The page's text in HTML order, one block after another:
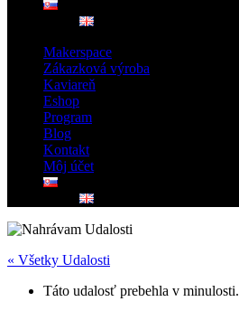
Makerspace
Zákazková výroba
Kaviareň
Eshop
Program
Blog
Kontakt
Môj účet
« Všetky Udalosti
Táto udalosť prebehla v minulosti.